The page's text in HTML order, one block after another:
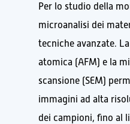
Per lo studio della
microanalisi dei
tecniche avanzate.
atomica (AFM) e la
scansione (SEM)
immagini ad alta
dei campioni, fino al